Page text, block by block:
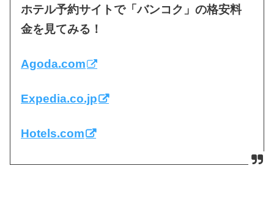
ホテル予約サイトで「バンコク」の格安料
金を見てみる！
Agoda.com
Expedia.co.jp
Hotels.com